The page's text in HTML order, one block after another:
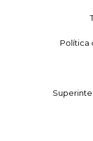
Política